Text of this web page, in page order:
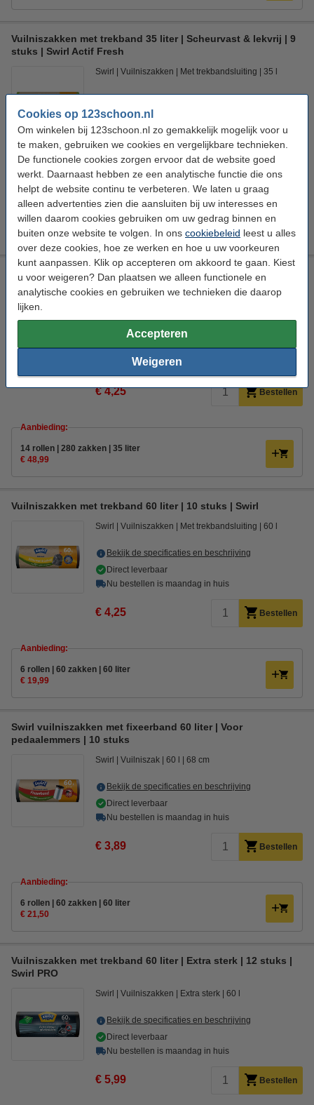
Cookies op 123schoon.nl
Om winkelen bij 123schoon.nl zo gemakkelijk mogelijk voor u
te maken, gebruiken we cookies en vergelijkbare technieken.
De functionele cookies zorgen ervoor dat de website goed
werkt. Daarnaast hebben ze een analytische functie die ons
helpt de website continu te verbeteren. We laten u graag
alleen advertenties zien die aansluiten bij uw interesses en
willen daarom cookies gebruiken om uw gedrag binnen en
buiten onze website te volgen. In ons cookiebeleid leest u alles
over deze cookies, hoe ze werken en hoe u uw voorkeuren
kunt aanpassen. Klik op accepteren om akkoord te gaan. Kiest
u voor weigeren? Dan plaatsen we alleen functionele en
analytische cookies en gebruiken we technieken die daarop
lijken.
Accepteren
Weigeren
Vuilniszakken met trekband 35 liter | Scheurvast & lekvrij | 9
stuks | Swirl Actif Fresh
Swirl Vuilniszakken Met trekbandsluiting 35 l
Direct leverbaar
Nu bestellen is maandag in huis
€ 3,49 Bestellen
Aanbieding:
12 rollen | 108 zakken | 35 liter
Vuilniszakken met handvatten 35 liter | Geparfumeerd | 20
stuks | Swirl | Lemon & Melon
Bekijk de specificaties en beschrijving
Direct leverbaar
Nu bestellen is maandag in huis
€ 4,25 Bestellen
Aanbieding:
14 rollen | 280 zakken | 35 liter
€ 48,99
Vuilniszakken met trekband 60 liter | 10 stuks | Swirl
Swirl Vuilniszakken Met trekbandsluiting 60 l
Bekijk de specificaties en beschrijving
Direct leverbaar
Nu bestellen is maandag in huis
€ 4,25 Bestellen
Aanbieding:
6 rollen | 60 zakken | 60 liter
€ 19,99
Swirl vuilniszakken met fixeerband 60 liter | Voor
pedaalemmers | 10 stuks
Swirl Vuilniszak 60 l 68 cm
Bekijk de specificaties en beschrijving
Direct leverbaar
Nu bestellen is maandag in huis
€ 3,89 Bestellen
Aanbieding:
6 rollen | 60 zakken | 60 liter
€ 21,50
Vuilniszakken met trekband 60 liter | Extra sterk | 12 stuks |
Swirl PRO
Swirl Vuilniszakken Extra sterk 60 l
Bekijk de specificaties en beschrijving
Direct leverbaar
Nu bestellen is maandag in huis
€ 5,99 Bestellen